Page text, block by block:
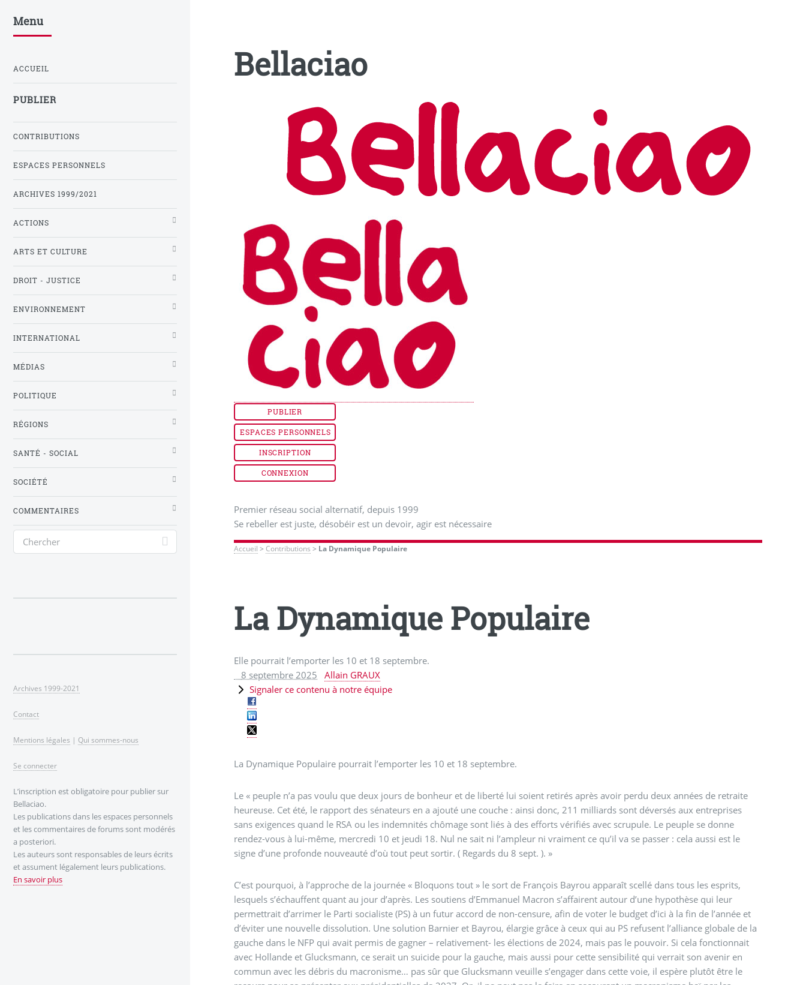
Bellaciao
PUBLIER
ESPACES PERSONNELS
INSCRIPTION
CONNEXION
Premier réseau social alternatif, depuis 1999
Se rebeller est juste, désobéir est un devoir, agir est nécessaire
Accueil >Contributions > La Dynamique Populaire
La Dynamique Populaire
Elle pourrait l’emporter les 10 et 18 septembre.
8 septembre 2025
Allain GRAUX
Signaler ce contenu à notre équipe
La Dynamique Populaire pourrait l’emporter les 10 et 18 septembre.
Le « peuple n’a pas voulu que deux jours de bonheur et de liberté lui soient retirés après avoir perdu deux années de retraite
heureuse. Cet été, le rapport des sénateurs en a ajouté une couche : ainsi donc, 211 milliards sont déversés aux entreprises
sans exigences quand le RSA ou les indemnités chômage sont liés à des efforts vérifiés avec scrupule. Le peuple se donne
rendez-vous à lui-même, mercredi 10 et jeudi 18. Nul ne sait ni l’ampleur ni vraiment ce qu’il va se passer : cela aussi est le
signe d’une profonde nouveauté d’où tout peut sortir. ( Regards du 8 sept. ). »
C’est pourquoi, à l’approche de la journée « Bloquons tout » le sort de François Bayrou apparaît scellé dans tous les esprits,
lesquels s’échauffent quant au jour d’après. Les soutiens d’Emmanuel Macron s’affairent autour d’une hypothèse qui leur
permettrait d’arrimer le Parti socialiste (PS) à un futur accord de non-censure, afin de voter le budget d’ici à la fin de l’année et
d’éviter une nouvelle dissolution. Une solution Barnier et Bayrou, élargie grâce à ceux qui au PS refusent l’alliance globale de la
gauche dans le NFP qui avait permis de gagner – relativement- les élections de 2024, mais pas le pouvoir. Si cela fonctionnait
avec Hollande et Glucksmann, ce serait un suicide pour la gauche, mais aussi pour cette sensibilité qui verrait son avenir en
commun avec les débris du macronisme… pas sûr que Glucksmann veuille s’engager dans cette voie, il espère plutôt être le
Menu
ACCUEIL
PUBLIER
CONTRIBUTIONS
ESPACES PERSONNELS
ARCHIVES 1999/2021
ACTIONS
ARTS ET CULTURE
DROIT - JUSTICE
ENVIRONNEMENT
INTERNATIONAL
MÉDIAS
POLITIQUE
RÉGIONS
SANTÉ - SOCIAL
SOCIÉTÉ
COMMENTAIRES
Archives 1999-2021
Contact
Mentions légales | Qui sommes-nous
Se connecter
L’inscription est obligatoire pour publier sur
Bellaciao.
Les publications dans les espaces personnels
et les commentaires de forums sont modérés
a posteriori.
Les auteurs sont responsables de leurs écrits
et assument légalement leurs publications.
En savoir plus